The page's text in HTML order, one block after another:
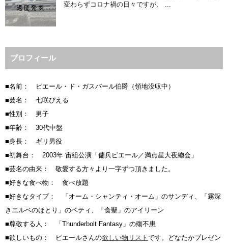
変わらずコロナ禍の日々ですが、 ...
プロフィール
■名前： ピエール・ド・ガスパール伯爵（領地没収中）
■芸名： 七咲ぴえる
■性別： 男子
■年齢： 30代中盤
■身長： ギリ男役
■初舞台： 2003年 宙組公演「傭兵ピエール／満点星大夜總会」
■芸名の由来： 敬愛する方々より一字ずつ頂きました。
■好きな食べ物： 食べ放題
■好きなタイプ： 「オーム・シャンティ・オーム」のサンディ、「霧深
きエルベのほとり」のベティ、「食聖」のアイリーン
■尊敬する人： 「Thunderbolt Fantasy」の殤不患
■欲しいもの： ピエールさんの欲しい物リスト です。どなたかプレゼン